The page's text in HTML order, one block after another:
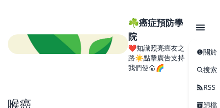
☘️癌症預防學
院
❤️知識照亮癌友之
路☀️點擊廣告支持
我們使命🌈
關於
搜索
RSS
歸檔
喉癌